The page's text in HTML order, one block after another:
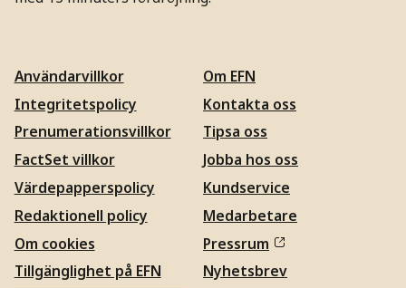
Användarvillkor
Integritetspolicy
Prenumerationsvillkor
FactSet villkor
Värdepapperspolicy
Redaktionell policy
Om cookies
Tillgänglighet på EFN
Om EFN
Kontakta oss
Tipsa oss
Jobba hos oss
Kundservice
Medarbetare
Pressrum
Nyhetsbrev